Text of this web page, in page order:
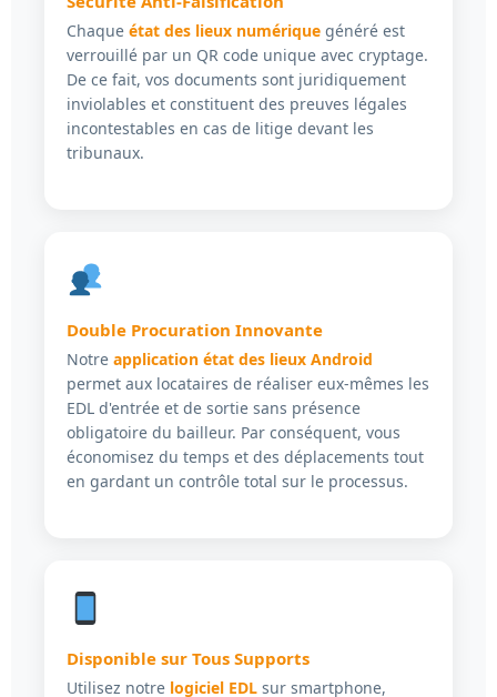
Chaque état des lieux numérique généré est
verrouillé par un QR code unique avec cryptage.
De ce fait, vos documents sont juridiquement
inviolables et constituent des preuves légales
incontestables en cas de litige devant les
tribunaux.
Double Procuration Innovante
Notre application état des lieux Android
permet aux locataires de réaliser eux-mêmes les
EDL d'entrée et de sortie sans présence
obligatoire du bailleur. Par conséquent, vous
économisez du temps et des déplacements tout
en gardant un contrôle total sur le processus.
Disponible sur Tous Supports
Utilisez notre logiciel EDL sur smartphone,